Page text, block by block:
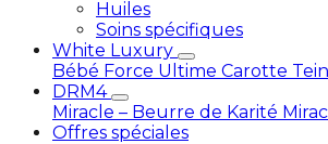
Huiles
Soins spécifiques
White Luxury
Bébé Force Ultime Carotte
DRM4
Miracle – Beurre de Karité
Offres spéciales